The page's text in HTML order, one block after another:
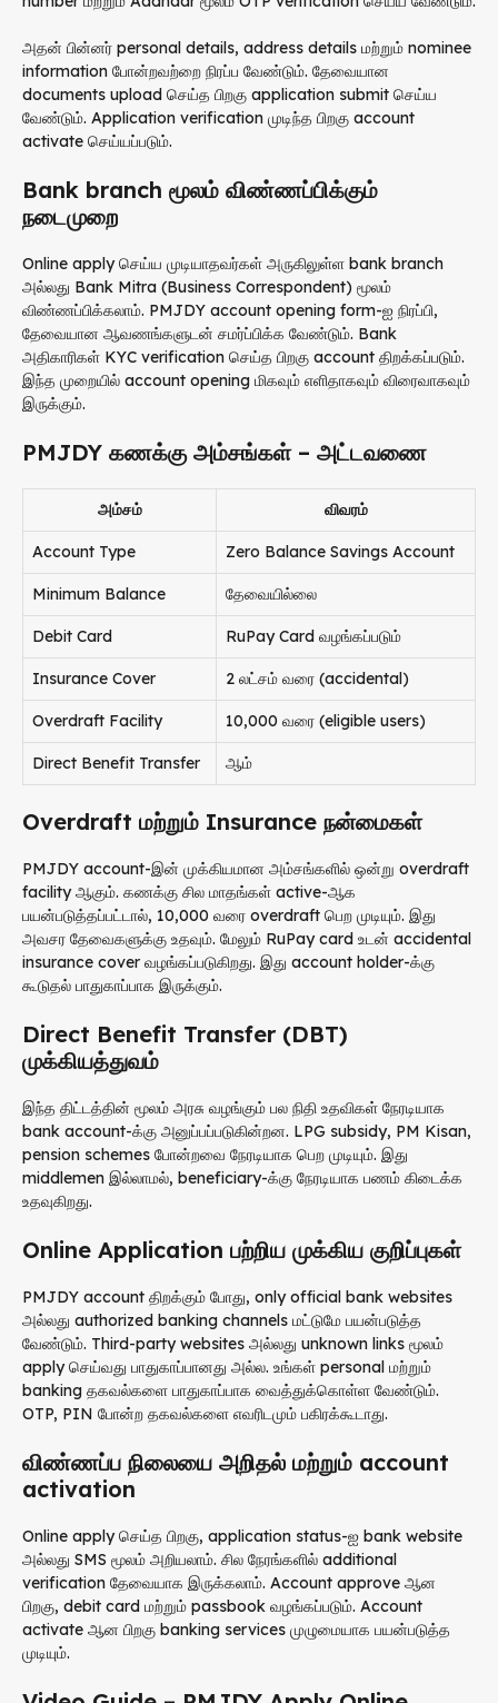
அதன் பின்னர் personal details, address details மற்றும் nominee
information போன்றவற்றை நிரப்ப வேண்டும். தேவையான
documents upload செய்த பிறகு application submit செய்ய
வேண்டும். Application verification முடிந்த பிறகு account
activate செய்யப்படும்.
Bank branch மூலம் விண்ணப்பிக்கும்
நடைமுறை
Online apply செய்ய முடியாதவர்கள் அருகிலுள்ள bank branch
அல்லது Bank Mitra (Business Correspondent) மூலம்
விண்ணப்பிக்கலாம். PMJDY account opening form-ஐ நிரப்பி,
தேவையான ஆவணங்களுடன் சமர்ப்பிக்க வேண்டும். Bank
அதிகாரிகள் KYC verification செய்த பிறகு account திறக்கப்படும்.
இந்த முறையில் account opening மிகவும் எளிதாகவும் விரைவாகவும்
இருக்கும்.
PMJDY கணக்கு அம்சங்கள் – அட்டவணை
அம்சம் விவரம்
Account Type Zero Balance Savings Account
Minimum Balance தேவையில்லை
Debit Card RuPay Card வழங்கப்படும்
Insurance Cover ₹2 லட்சம் வரை (accidental)
Overdraft Facility ₹10,000 வரை (eligible users)
Direct Benefit Transfer ஆம்
Overdraft மற்றும் Insurance நன்மைகள்
PMJDY account-இன் முக்கியமான அம்சங்களில் ஒன்று overdraft
facility ஆகும். கணக்கு சில மாதங்கள் active-ஆக
பயன்படுத்தப்பட்டால், ₹10,000 வரை overdraft பெற முடியும். இது
அவசர தேவைகளுக்கு உதவும். மேலும் RuPay card உடன் accidental
insurance cover வழங்கப்படுகிறது. இது account holder-க்கு
கூடுதல் பாதுகாப்பாக இருக்கும்.
Direct Benefit Transfer (DBT)
முக்கியத்துவம்
இந்த திட்டத்தின் மூலம் அரசு வழங்கும் பல நிதி உதவிகள் நேரடியாக
bank account-க்கு அனுப்பப்படுகின்றன. LPG subsidy, PM Kisan,
pension schemes போன்றவை நேரடியாக பெற முடியும். இது
middlemen இல்லாமல், beneficiary-க்கு நேரடியாக பணம் கிடைக்க
உதவுகிறது.
Online Application பற்றிய முக்கிய குறிப்புகள்
PMJDY account திறக்கும் போது, only official bank websites
அல்லது authorized banking channels மட்டுமே பயன்படுத்த
வேண்டும். Third-party websites அல்லது unknown links மூலம்
apply செய்வது பாதுகாப்பானது அல்ல. உங்கள் personal மற்றும்
banking தகவல்களை பாதுகாப்பாக வைத்துக்கொள்ள வேண்டும்.
OTP, PIN போன்ற தகவல்களை எவரிடமும் பகிரக்கூடாது.
விண்ணப்ப நிலையை அறிதல் மற்றும் account
activation
Online apply செய்த பிறகு, application status-ஐ bank website
அல்லது SMS மூலம் அறியலாம். சில நேரங்களில் additional
verification தேவையாக இருக்கலாம். Account approve ஆன
பிறகு, debit card மற்றும் passbook வழங்கப்படும். Account
activate ஆன பிறகு banking services முழுமையாக பயன்படுத்த
முடியும்.